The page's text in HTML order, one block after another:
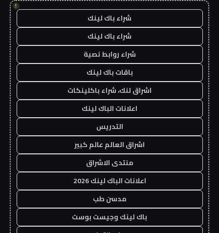
!
شراء باك لينك
شراء باك لينك
شراء روابط نصية
باقات باك لينك
اشراق لنك، شراء باكلينكات
اعلانات الباك لينك
التدريس
اشراق العالم عالم كبير
منتدى الاشراق
اعلانات الباك لينك 2026
مدسن طب
باك لينك وجيست بوست